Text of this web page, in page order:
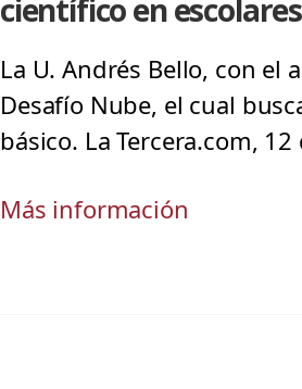
científico en escolares
La U. Andrés Bello, con el
Desafío Nube, el cual
básico. La Tercera.com,
Más información